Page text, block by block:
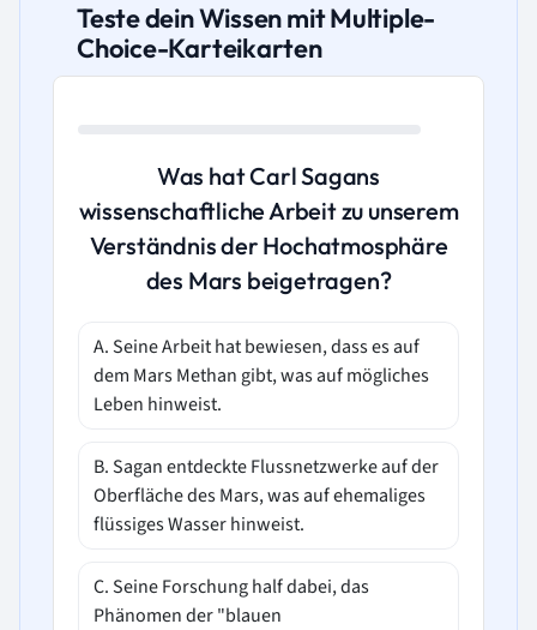
Teste dein Wissen mit Multiple-
Choice-Karteikarten
Was hat Carl Sagans
wissenschaftliche Arbeit zu unserem
Verständnis der Hochatmosphäre
des Mars beigetragen?
A. Seine Arbeit hat bewiesen, dass es auf
dem Mars Methan gibt, was auf mögliches
Leben hinweist.
B. Sagan entdeckte Flussnetzwerke auf der
Oberfläche des Mars, was auf ehemaliges
flüssiges Wasser hinweist.
C. Seine Forschung half dabei, das
Phänomen der "blauen